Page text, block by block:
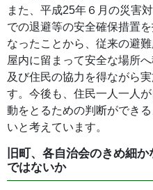
また、平成25年６月の災害
での退避等の安全確保措置
なったことから、従来の避
屋内に留まって安全な場所
及び住民の協力を得ながら
す。今後も、住民一人一人
動をとるための判断ができ
いと考えています。
旧町、各自治会のきめ細
ではないか